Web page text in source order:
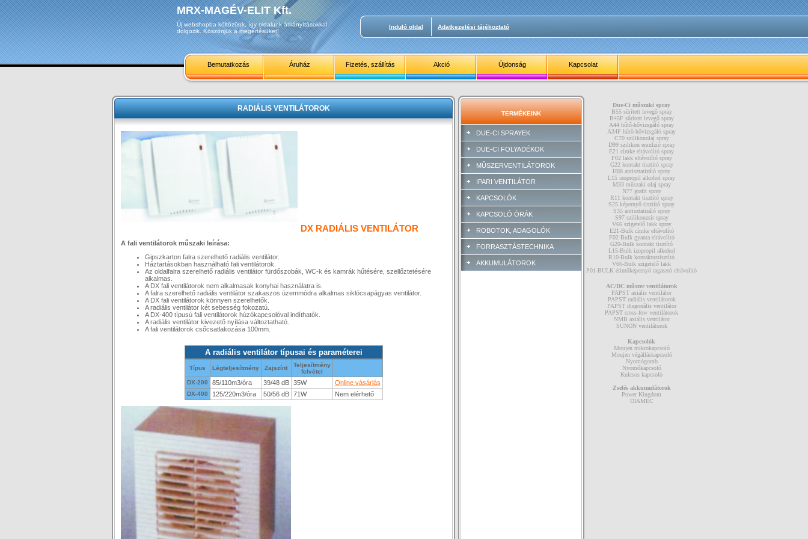
MRX-MAGÉV-ELIT Kft.
Új webshopba költözünk, így oldalunk átirányításokkal
dolgozik. Köszönjük a megértésüket!
Induló oldal Adatkezelési tájékoztató
Bemutatkozás Áruház Fizetés, szállítás Akció Újdonság Kapcsolat
RADIÁLIS VENTILÁTOROK
TERMÉKEINK
DUE-CI SPRAYEK
DUE-CI FOLYADÉKOK
MÛSZERVENTILÁTOROK
IPARI VENTILÁTOR
KAPCSOLÓK
KAPCSOLÓ ÓRÁK
ROBOTOK, ADAGOLÓK
FORRASZTÁSTECHNIKA
AKKUMULÁTOROK
Due-Ci műszaki spray
B55 sűrített levegő spray
B45F sűrített levegő spray
A44 hűtő-hővizsgáló spray
A34F hűtő-hővizsgáló spray
C70 szilikonolaj spray
D99 szilikon emulzió spray
E21 címke eltávolító spray
F02 lakk eltávolító spray
G22 kontakt tisztító spray
H88 antisztatizáló spray
L15 izopropil alkohol spray
M33 műszaki olaj spray
N77 grafit spray
R11 kontakt tisztító spray
S25 képernyő tisztító spray
S35 antisztatizáló spray
S97 szilikonzsír spray
V66 szigetelő lakk spray
E21-Bulk címke eltávolító
F02-Bulk gyanta eltávolító
G20-Bulk kontakt tisztító
L15-Bulk izopropil alkohol
R10-Bulk kontaktustisztító
V66-Bulk szigetelő lakk
P01-BULK érintőképernyő ragasztó eltávolító
AC/DC műszer ventilátorok
PAPST axiális ventilátor
PAPST radiális ventilátorok
PAPST diagonális ventilátor
PAPST cross-fow ventilátorok
NMB axiális ventilátor
SUNON ventilátorok
Kapcsolók
Moujen mikrokapcsoló
Moujen végálláskapcsoló
Nyomógomb
Nyomókapcsoló
Kulcsos kapcsoló
Zselés akkumulátorok
Power Kingdom
DIAMEC
DX RADIÁLIS VENTILÁTOR
A fali ventilátorok műszaki leírása:
Gipszkarton falra szerelhető radiális ventilátor.
Háztartásokban használható fali ventilátorok.
Az oldalfalra szerelhető radiális ventilátor fürdőszobák, WC-k és kamrák hűtésére, szellőztetésére
alkalmas.
A DX fali ventilátorok nem alkalmasak konyhai használatra is.
A falra szerelhető radiális ventilátor szakaszos üzemmódra alkalmas siklócsapágyas ventilátor.
A DX fali ventilátorok könnyen szerelhetők.
A radiális ventilátor két sebesség fokozatú.
A DX-400 típusú fali ventilátorok húzókapcsolóval indíthatók.
A radiális ventilátor kivezető nyílása változtatható.
A fali ventilátorok csőcsatlakozása 100mm.
A radiális ventilátor típusai és paraméterei
Típus Légteljesítmény Zajszínt
Teljesítmény
felvétel
DX-200
85/110m3/óra 39/48 dB 35W Online vásárlás
DX-400 125/220m3/óra 50/56 dB 71W Nem elérhető